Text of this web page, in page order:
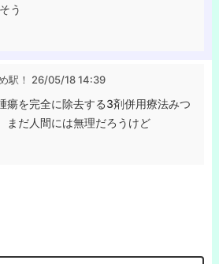
う
駅！ 26/05/18 14:39
瘍を完全に除去する3剤併用療法みつ
まだ人間には無理だろうけど